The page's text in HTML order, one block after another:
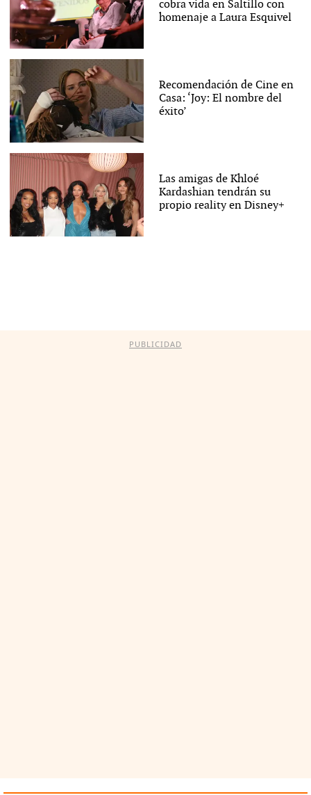
cobra vida en Saltillo con
homenaje a Laura Esquivel
Recomendación de Cine en
Casa: ‘Joy: El nombre del
éxito’
Las amigas de Khloé
Kardashian tendrán su
propio reality en Disney+
PUBLICIDAD